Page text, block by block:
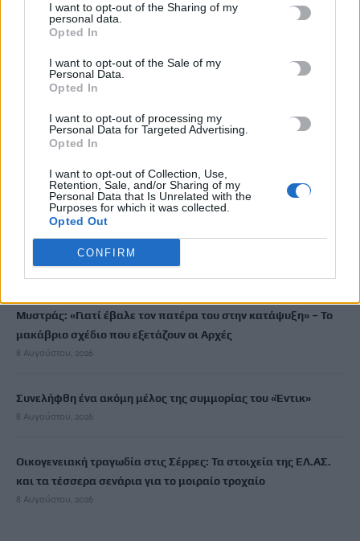
I want to opt-out of the Sharing of my
personal data.
Opted In
I want to opt-out of the Sale of my
Personal Data.
Opted In
I want to opt-out of processing my
Personal Data for Targeted Advertising.
Opted In
I want to opt-out of Collection, Use,
Retention, Sale, and/or Sharing of my
Personal Data that Is Unrelated with the
Purposes for which it was collected.
Opted Out
CONFIRM
Βαρύ πένθος για τον Μέσι: «Έφυγε» από τη ζωή ο πατέρας του
8 Αυγούστου, 2026
8 Αυγούστου, 2026
Σε 57χρονη γυναίκα ανήκει η σορός στον Λυκαβηττό
8 Αυγούστου, 2026
συμπτώματα δεν πρέπει να αγνοούμε
8 Αυγούστου, 2026
Μυστράς: «Γιατί έβαλε τον πατέρα του στην κατάψυξη» – Το
μακάβριο σχέδιο που εξετάζουν οι Αρχές
8 Αυγούστου, 2026
Συνελήφθη ένα ακόμη μέλος της συμμορίας του «Έντικ»
8 Αυγούστου, 2026
Οικογενειακή τραγωδία στις Σέρρες: Τα στοιχεία της ΕΛ.ΑΣ.
και τα τέσσερα σενάρια για το μοιραίο τροχαίο
8 Αυγούστου, 2026